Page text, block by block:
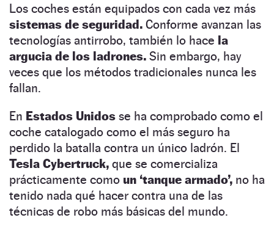
Los coches están equipados con cada vez más
sistemas de seguridad. Conforme avanzan las
tecnologías antirrobo, también lo hace la
argucia de los ladrones. Sin embargo, hay
veces que los métodos tradicionales nunca les
fallan.
En Estados Unidos se ha comprobado como el
coche catalogado como el más seguro ha
perdido la batalla contra un único ladrón. El
Tesla Cybertruck, que se comercializa
prácticamente como un ‘tanque armado’, no ha
tenido nada qué hacer contra una de las
técnicas de robo más básicas del mundo.